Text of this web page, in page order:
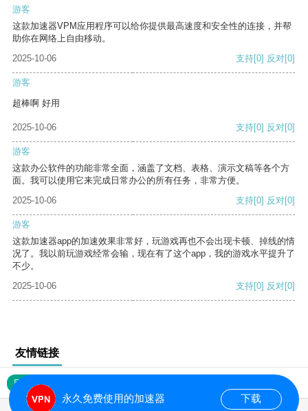
游客
这款加速器VPM应用程序可以给你提供最高速度和安全性的连接，并帮
助你在网络上自由移动。
2025-10-06
支持[0] 反对[0]
游客
超棒啊 好用
2025-10-06 支持[0] 反对[0]
游客
这款办公软件的功能非常全面，涵盖了文档、表格、演示文稿等各个方
面。我可以使用它来完成日常办公的所有任务，非常方便。
2025-10-06
支持[0] 反对[0]
游客
这款加速器app的加速效果非常好，玩游戏再也不会出现卡顿、掉线的情
况了。我以前玩游戏经常会输，现在有了这个app，我的游戏水平提升了
不少。
2025-10-06
支持[0] 反对[0]
友情链接
网站地图
永久免费使用的加速器 下载